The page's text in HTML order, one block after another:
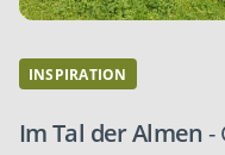
INSPIRATION
Im Tal der Almen-